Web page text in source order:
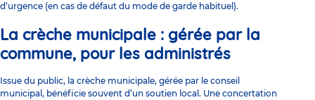
d’urgence (en cas de défaut du mode de garde habituel).
La crèche municipale : gérée par la
commune, pour les administrés
Issue du public, la crèche municipale, gérée par le conseil
municipal, bénéficie souvent d’un soutien local. Une concertation